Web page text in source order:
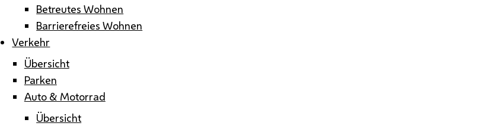
Betreutes Wohnen
Barrierefreies Wohnen
Verkehr
Übersicht
Parken
Auto & Motorrad
Übersicht